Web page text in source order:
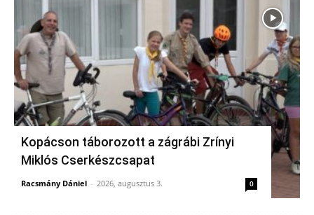
Kopácson táborozott a zágrábi Zrínyi
Miklós Cserkészcsapat
Racsmány Dániel - 2026, augusztus 3. 0